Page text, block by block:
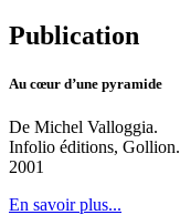
Publication
Au cœur d’une pyramide
De Michel Valloggia.
Infolio éditions, Gollion.
2001
En savoir plus...